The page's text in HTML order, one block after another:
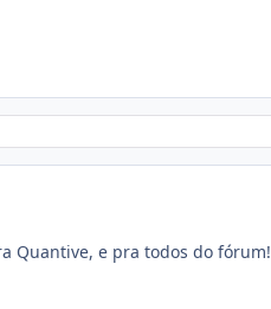
Quantive, e pra todos do fórum!